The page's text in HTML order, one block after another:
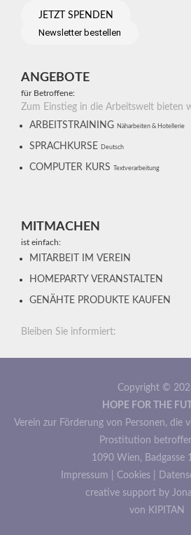
JETZT SPENDEN
Newsletter bestellen
ANGEBOTE
für Betroffene:
Zum Einstieg in die Arbeitswelt bieten
ARBEITSTRAINING Näharbeiten & Hotellerie
SPRACHKURSE Deutsch
COMPUTER KURS Textverarbeitung
MITMACHEN
ist einfach:
MITARBEIT IM VEREIN
HOMEPARTY VERANSTALTEN
GENÄHTE PRODUKTE KAUFEN
Bleiben Sie informiert:
Copyright ©
HOPE FOR THE
Verein zur Förderung von Personen, die
Prostitution
1090 Wien, Badgasse
Impressum
Cookies|
creative support by
von KIPITAN